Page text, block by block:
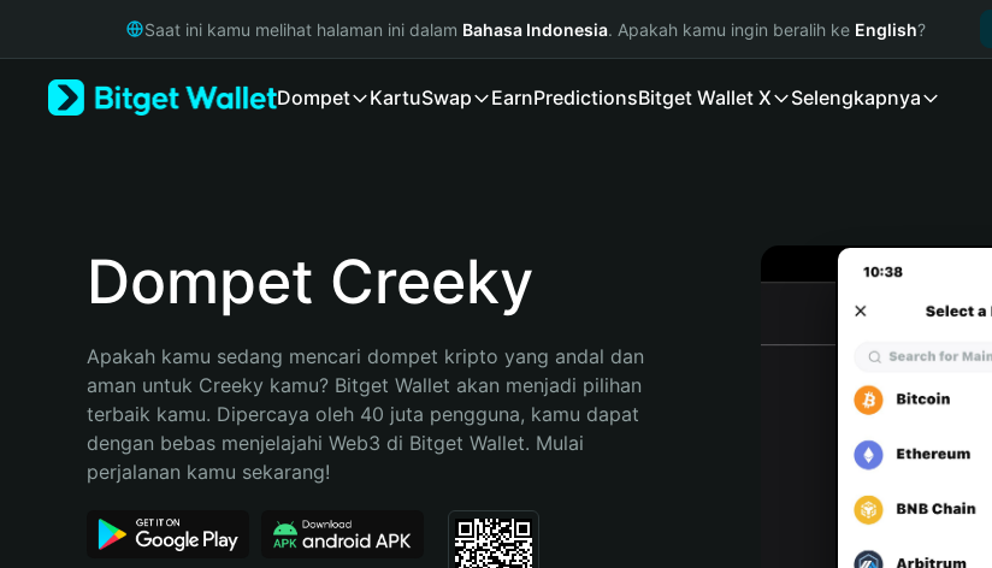
Русский
Bahasa Indonesia
Español (Argentina)
Saat ini kamu melihat halaman ini dalam Bahasa Indonesia. Apakah kamu ingin beralih ke English?
Dompet KartuSwap EarnPredictionsBitget Wallet X Selengkapnya
Dompet Creeky
Apakah kamu sedang mencari dompet kripto yang andal dan
aman untuk Creeky kamu? Bitget Wallet akan menjadi pilihan
terbaik kamu. Dipercaya oleh 40 juta pengguna, kamu dapat
dengan bebas menjelajahi Web3 di Bitget Wallet. Mulai
perjalanan kamu sekarang!